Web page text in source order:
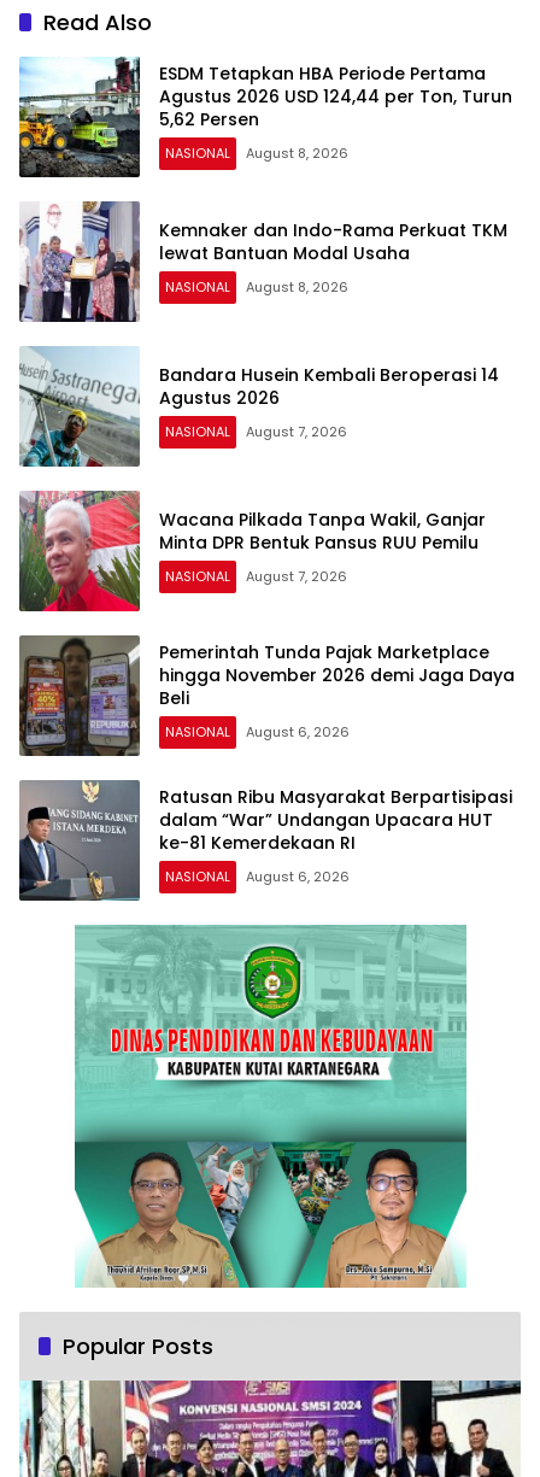
Read Also
ESDM Tetapkan HBA Periode Pertama
Agustus 2026 USD 124,44 per Ton, Turun
5,62 Persen
NASIONAL August 8, 2026
Kemnaker dan Indo-Rama Perkuat TKM
lewat Bantuan Modal Usaha
NASIONAL August 8, 2026
Bandara Husein Kembali Beroperasi 14
Agustus 2026
NASIONAL August 7, 2026
Wacana Pilkada Tanpa Wakil, Ganjar
Minta DPR Bentuk Pansus RUU Pemilu
NASIONAL August 7, 2026
Pemerintah Tunda Pajak Marketplace
hingga November 2026 demi Jaga Daya
Beli
NASIONAL August 6, 2026
Ratusan Ribu Masyarakat Berpartisipasi
dalam “War” Undangan Upacara HUT
ke-81 Kemerdekaan RI
NASIONAL August 6, 2026
Popular Posts